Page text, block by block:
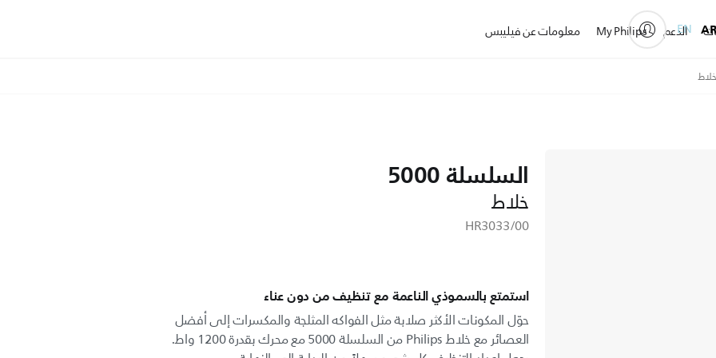
الدعم My Philips معلومات عن فيليبس EN
السلسلة 5000
خلاط
HR3033/00
استمتع بالسموذي الناعمة مع تنظيف من دون عناء
حوّل المكونات الأكثر صلابة مثل الفواكه المثلجة والمكسرات إلى أفضل
العصائر مع خلاط Philips من السلسلة 5000 مع محرك بقدرة 1200 واط.